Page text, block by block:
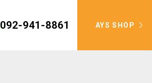
092-941-8861 AYS SHOP